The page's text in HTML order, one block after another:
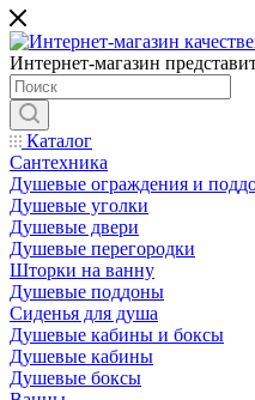
Интернет-магазин
Каталог
Сантехника
Душевые ограждения и
Душевые уголки
Душевые двери
Душевые перегородки
Шторки на ванну
Душевые поддоны
Сиденья для душа
Душевые кабины и боксы
Душевые кабины
Душевые боксы